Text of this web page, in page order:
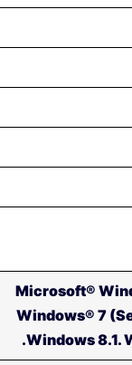
Microsoft®
Windows® 7
Windows 8.1.